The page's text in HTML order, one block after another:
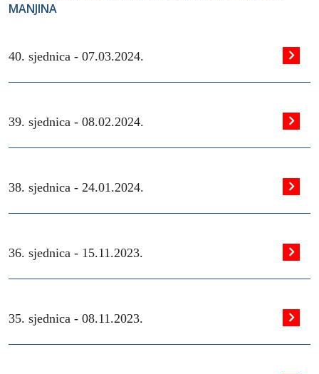
MANJINA
40. sjednica - 07.03.2024.
39. sjednica - 08.02.2024.
38. sjednica - 24.01.2024.
36. sjednica - 15.11.2023.
35. sjednica - 08.11.2023.